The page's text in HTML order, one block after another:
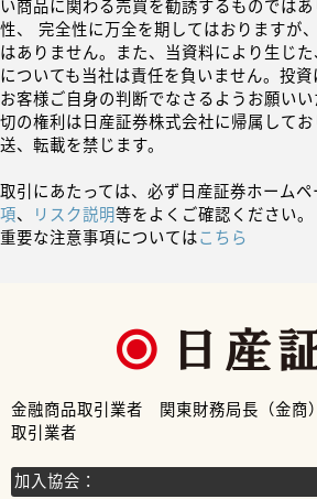
い商品に関わる売買を勧誘するものでは
性、 完全性に万全を期してはおりますが
はありません。また、当資料により生じ
についても当社は責任を負いません。投資
お客様ご自身の判断でなさるようお願い
切の権利は日産証券株式会社に帰属して
送、転載を禁じます。
取引にあたっては、必ず日産証券ホームペ
項、 リスク説明等をよくご確認ください。
重要な注意事項についてはこちら
金融商品取引業者 関東財務局長（金
取引業者
加入協会：